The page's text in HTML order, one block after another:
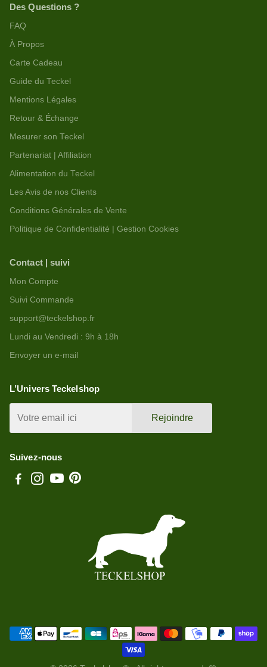
Des Questions ?
FAQ
À Propos
Carte Cadeau
Guide du Teckel
Mentions Légales
Retour & Échange
Mesurer son Teckel
Partenariat | Affiliation
Alimentation du Teckel
Les Avis de nos Clients
Conditions Générales de Vente
Politique de Confidentialité | Gestion Cookies
Contact | suivi
Mon Compte
Suivi Commande
support@teckelshop.fr
Lundi au Vendredi : 9h à 18h
Envoyer un e-mail
L’Univers Teckelshop
Rejoindre
Suivez-nous